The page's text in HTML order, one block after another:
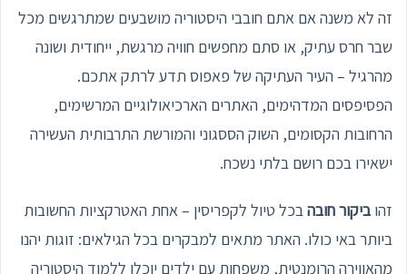
זה לא משנה אם אתם חובבי היסטוריה מושבעים שמתרגשים מכל
שבר חרס עתיק, או סתם מחפשים חוויה מרגשת, ייחודית ושונה
מהרגיל – העיר העתיקה של פאפוס תדע לרתק אתכם.
הפסיפסים המדהימים, האתרים הארכיאולוגיים המרשימים,
הרחובות הקסומים, השוק הססגוני והמורשת התרבותית העשירה
ישאירו בכם רושם בלתי נשכח.
זהו ביקור חובה בכל טיול לקפריסין – אחת האטרקציות החשובות
ביותר באי כולו. האתר מתאים למבקרים בכל הגילאים: זוגות יהנו
מהאווירה הרומנטית, משפחות עם ילדים יוכלו ללמוד היסטוריה